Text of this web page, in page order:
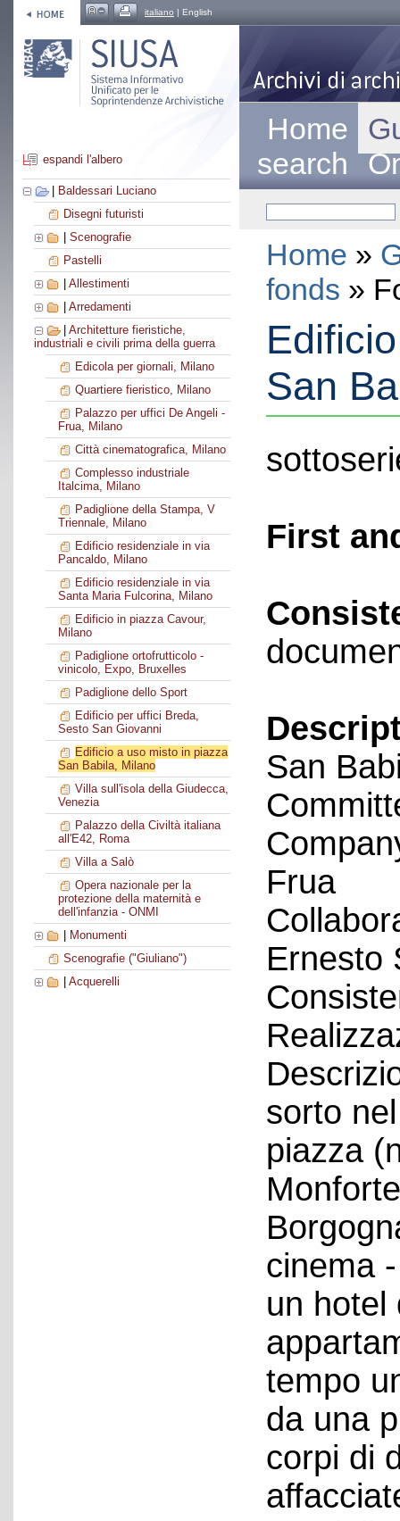
italiano | English
espandi l'albero
Baldessari Luciano
Disegni futuristi
Scenografie
Pastelli
Allestimenti
Arredamenti
Architetture fieristiche,
industriali e civili prima della guerra
Edicola per giornali, Milano
Quartiere fieristico, Milano
Palazzo per uffici De Angeli -
Frua, Milano
Città cinematografica, Milano
Complesso industriale
Italcima, Milano
Padiglione della Stampa, V
Triennale, Milano
Edificio residenziale in via
Pancaldo, Milano
Edificio residenziale in via
Santa Maria Fulcorina, Milano
Edificio in piazza Cavour,
Milano
Padiglione ortofrutticolo -
vinicolo, Expo, Bruxelles
Padiglione dello Sport
Edificio per uffici Breda,
Sesto San Giovanni
Edificio a uso misto in piazza
San Babila, Milano
Villa sull'isola della Giudecca,
Venezia
Palazzo della Civiltà italiana
all'E42, Roma
Villa a Salò
Opera nazionale per la
protezione della maternità e
dell'infanzia - ONMI
Monumenti
Scenografie ("Giuliano")
Acquerelli
Home
search
Home »
fonds »
San
First
San
Frua
Ernesto
sorto
piazza
cinema
un hotel
tempo
da una
corpi di